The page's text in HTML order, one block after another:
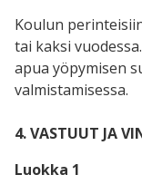
Koulun
tai kaksi
apua yöpymisen
valmistamisessa.
4. VASTUUT JA
Luokka 1